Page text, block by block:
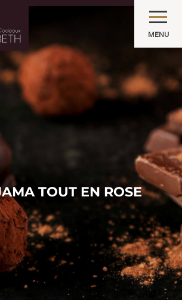
TOUT EN ROSE
MENU